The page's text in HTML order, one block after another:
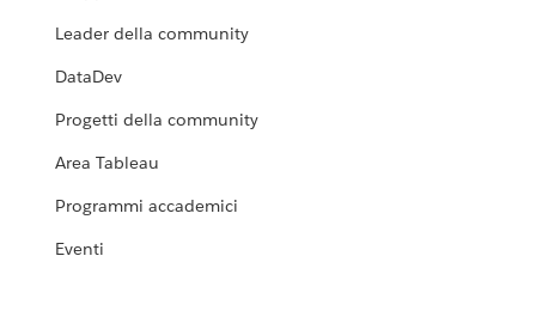
Leader della community
DataDev
Progetti della community
Area Tableau
Programmi accademici
Eventi